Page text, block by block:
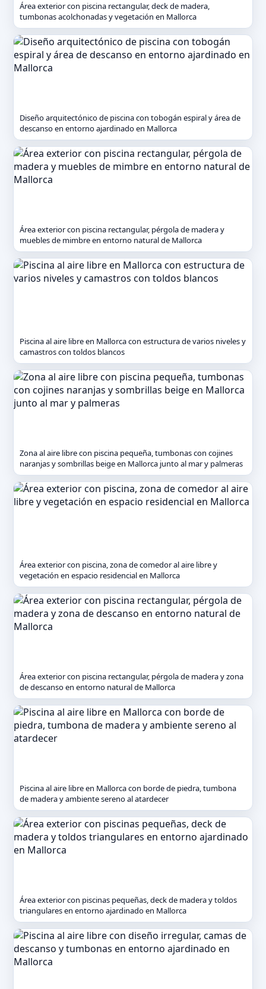
Área exterior con piscina rectangular, deck de madera,
tumbonas acolchonadas y vegetación en Mallorca
Diseño arquitectónico de piscina con tobogán espiral y área de
descanso en entorno ajardinado en Mallorca
Área exterior con piscina rectangular, pérgola de madera y
muebles de mimbre en entorno natural de Mallorca
Piscina al aire libre en Mallorca con estructura de varios niveles y
camastros con toldos blancos
Zona al aire libre con piscina pequeña, tumbonas con cojines
naranjas y sombrillas beige en Mallorca junto al mar y palmeras
Área exterior con piscina, zona de comedor al aire libre y
vegetación en espacio residencial en Mallorca
Área exterior con piscina rectangular, pérgola de madera y zona
de descanso en entorno natural de Mallorca
Piscina al aire libre en Mallorca con borde de piedra, tumbona
de madera y ambiente sereno al atardecer
Área exterior con piscinas pequeñas, deck de madera y toldos
triangulares en entorno ajardinado en Mallorca